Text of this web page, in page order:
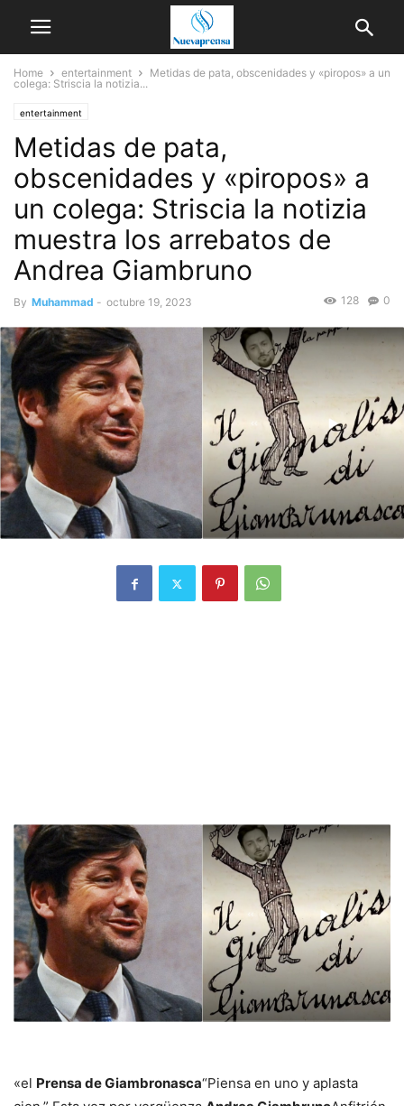
Home entertainment
Metidas de pata, obscenidades y «piropos» a un
colega: Striscia la notizia...
entertainment
Metidas de pata,
obscenidades y «piropos» a
un colega: Striscia la notizia
muestra los arrebatos de
Andrea Giambruno
By Muhammad - octubre 19, 2023 0
128
«el Prensa de Giambronasca“Piensa en uno y aplasta